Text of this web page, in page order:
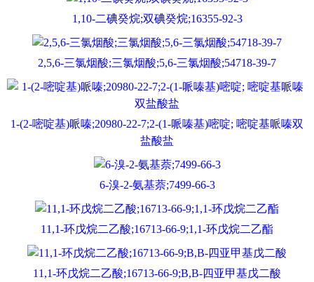
1,10-二碘癸烷;双碘癸烷;16355-92-3
2,5,6-三氯烟酸;三氯烟酸;5,6-三氯烟酸;54718-39-7
1-(2-嘧啶基)哌嗪;20980-22-7;2-(1-哌嗪基)嘧啶; 嘧啶基哌嗪双
盐酸盐
6-溴-2-氨基萘;7499-66-3
11,1-环戊烷二乙酸;16713-66-9;1,1-环戊烷二乙酯
11,1-环戊烷二乙酸;16713-66-9;Β,Β-四亚甲基戊二酸